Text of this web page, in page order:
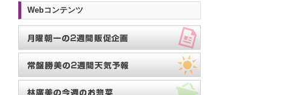
Webコンテンツ